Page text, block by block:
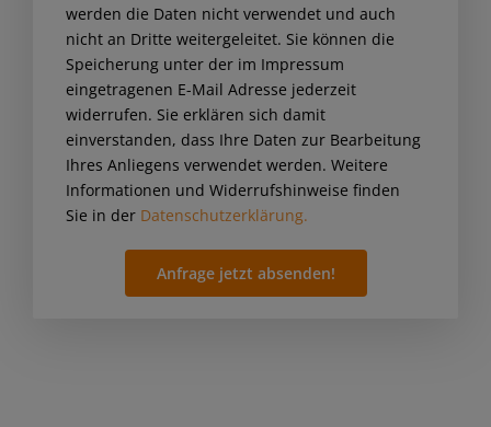
werden die Daten nicht verwendet und auch
nicht an Dritte weitergeleitet. Sie können die
Speicherung unter der im Impressum
eingetragenen E-Mail Adresse jederzeit
widerrufen. Sie erklären sich damit
einverstanden, dass Ihre Daten zur Bearbeitung
Ihres Anliegens verwendet werden. Weitere
Informationen und Widerrufshinweise finden
Sie in der Datenschutzerklärung.